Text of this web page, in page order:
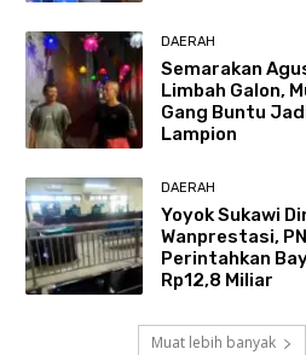
DAERAH
Semarakan
Limbah Galon,
Gang Buntu
Lampion
DAERAH
Yoyok Sukawi
Wanprestasi,
Perintahkan
Rp12,8 Miliar
Muat lebih banyak